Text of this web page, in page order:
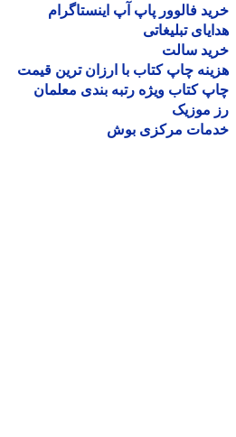
فالوور پاپ آپ اینستاگرام
تبلیغاتی
سالت
چاپ کتاب با ارزان ترین قیمت
کتاب ویژه رتبه بندی معلمان
موزیک
مرکزی بوش